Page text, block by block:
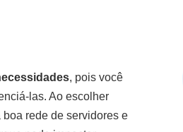
, pois você
las. Ao escolher
rede de servidores e